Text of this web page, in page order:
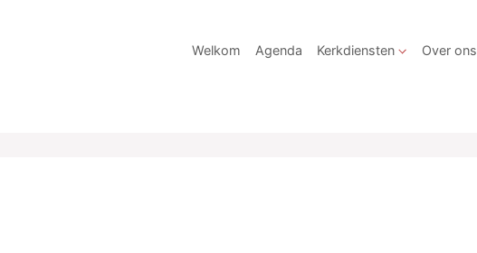
Welkom Agenda Kerkdiensten Over ons